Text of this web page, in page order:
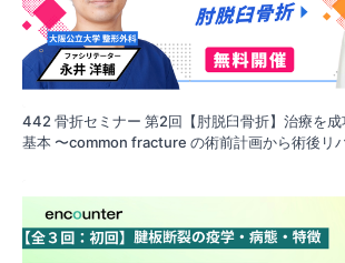
442 骨折セミナー 第2回【肘脱臼骨折】治療を
基本 〜common fracture の術前計画から術後リ